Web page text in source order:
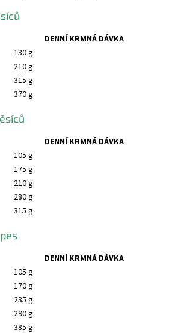
DENNÍ KRMNÁ DÁVKA
130 g
210 g
315 g
370 g
DENNÍ KRMNÁ DÁVKA
105 g
175 g
210 g
280 g
315 g
DENNÍ KRMNÁ DÁVKA
105 g
170 g
235 g
290 g
385 g